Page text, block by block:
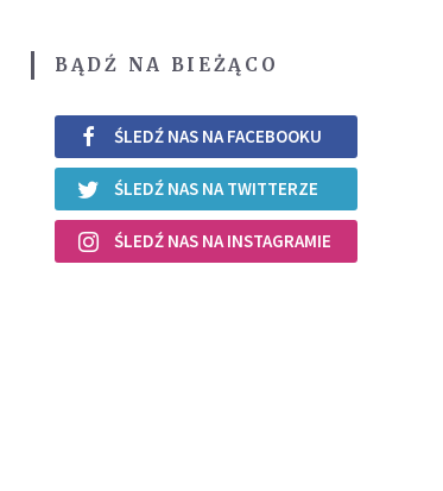
BĄDŹ NA BIEŻĄCO
ŚLEDŹ NAS NA FACEBOOKU
ŚLEDŹ NAS NA TWITTERZE
ŚLEDŹ NAS NA INSTAGRAMIE